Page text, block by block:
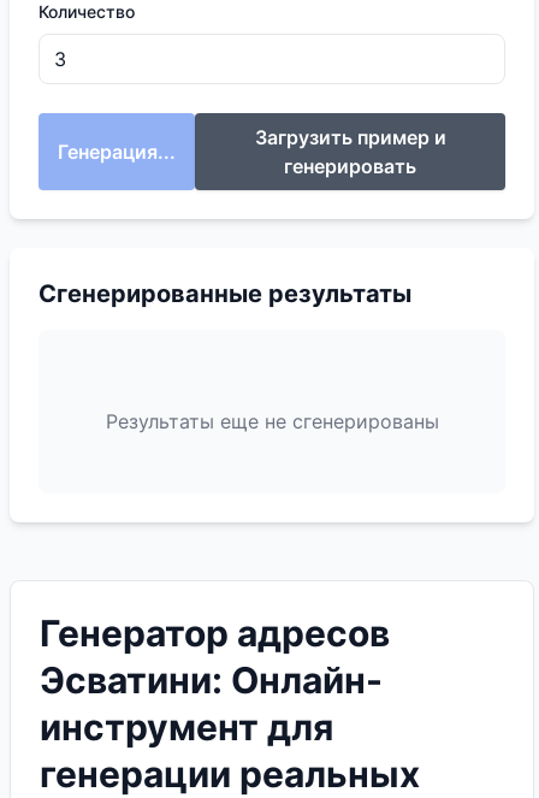
Количество
Генерация...
Загрузить пример и
генерировать
Сгенерированные результаты
Результаты еще не сгенерированы
Генератор адресов
Эсватини: Онлайн-
инструмент для
генерации реальных